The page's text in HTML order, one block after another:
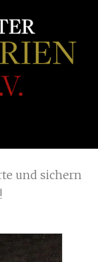
und sichern